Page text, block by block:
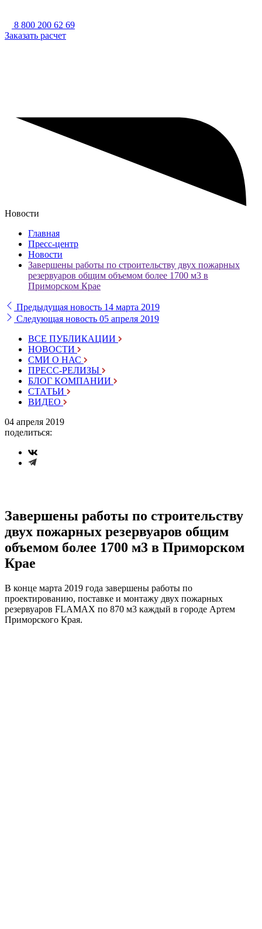
8 800 200 62 69
Заказать расчет
Новости
Главная
Пресс-центр
Новости
Завершены работы по строительству двух пожарных
резервуаров общим объемом более 1700 м3 в
Приморском Крае
Предыдущая новость 14 марта 2019
Следующая новость 05 апреля 2019
ВСЕ ПУБЛИКАЦИИ
НОВОСТИ
СМИ О НАС
ПРЕСС-РЕЛИЗЫ
БЛОГ КОМПАНИИ
СТАТЬИ
ВИДЕО
04 апреля 2019
поделиться:
Завершены работы по строительству
двух пожарных резервуаров общим
объемом более 1700 м3 в Приморском
Крае
В конце марта 2019 года завершены работы по
проектированию, поставке и монтажу двух пожарных
резервуаров FLAMAX по 870 м3 каждый в городе Артем
Приморского Края.